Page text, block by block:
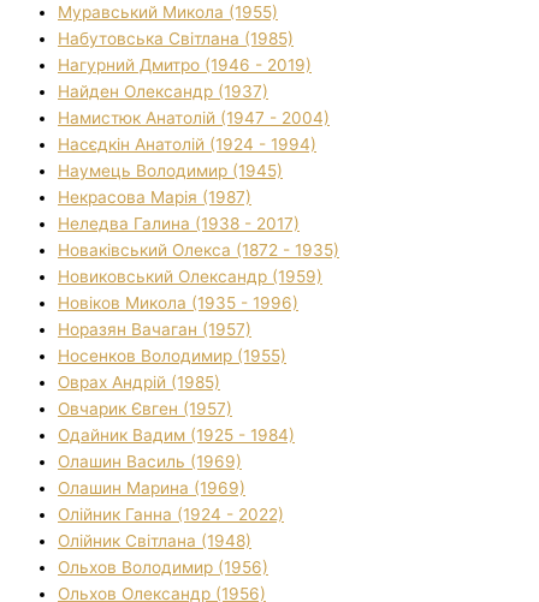
Муравський Микола (1955)
Набутовська Світлана (1985)
Нагурний Дмитро (1946 - 2019)
Найден Олександр (1937)
Намистюк Анатолій (1947 - 2004)
Насєдкін Анатолій (1924 - 1994)
Наумець Володимир (1945)
Некрасова Марія (1987)
Неледва Галина (1938 - 2017)
Новаківський Олекса (1872 - 1935)
Новиковський Олександр (1959)
Новіков Микола (1935 - 1996)
Норазян Вачаган (1957)
Носенков Володимир (1955)
Оврах Андрій (1985)
Овчарик Євген (1957)
Одайник Вадим (1925 - 1984)
Олашин Василь (1969)
Олашин Марина (1969)
Олійник Ганна (1924 - 2022)
Олійник Світлана (1948)
Ольхов Володимир (1956)
Ольхов Олександр (1956)